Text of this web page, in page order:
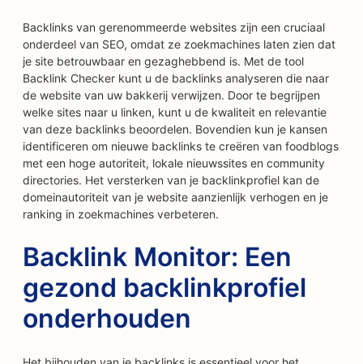
Backlinks van gerenommeerde websites zijn een cruciaal
onderdeel van SEO, omdat ze zoekmachines laten zien dat
je site betrouwbaar en gezaghebbend is. Met de tool
Backlink Checker kunt u de backlinks analyseren die naar
de website van uw bakkerij verwijzen. Door te begrijpen
welke sites naar u linken, kunt u de kwaliteit en relevantie
van deze backlinks beoordelen. Bovendien kun je kansen
identificeren om nieuwe backlinks te creëren van foodblogs
met een hoge autoriteit, lokale nieuwssites en community
directories. Het versterken van je backlinkprofiel kan de
domeinautoriteit van je website aanzienlijk verhogen en je
ranking in zoekmachines verbeteren.
Backlink Monitor: Een
gezond backlinkprofiel
onderhouden